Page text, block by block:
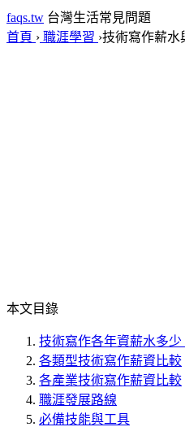
faqs.tw 台灣生活常見問題
首頁 › 職涯學習 ›技術寫作薪水
本文目錄
技術寫作各年資薪水多少
各類型技術寫作薪資比較
各產業技術寫作薪資比較
職涯發展路線
必備技能與工具